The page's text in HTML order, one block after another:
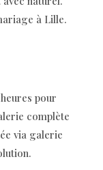
à Lille.
pour
complète
via galerie